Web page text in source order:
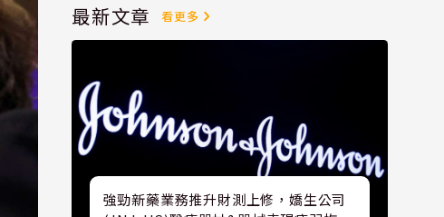
Mute
最新文章 看更多
強勁新藥業務推升財測上修，嬌生公司